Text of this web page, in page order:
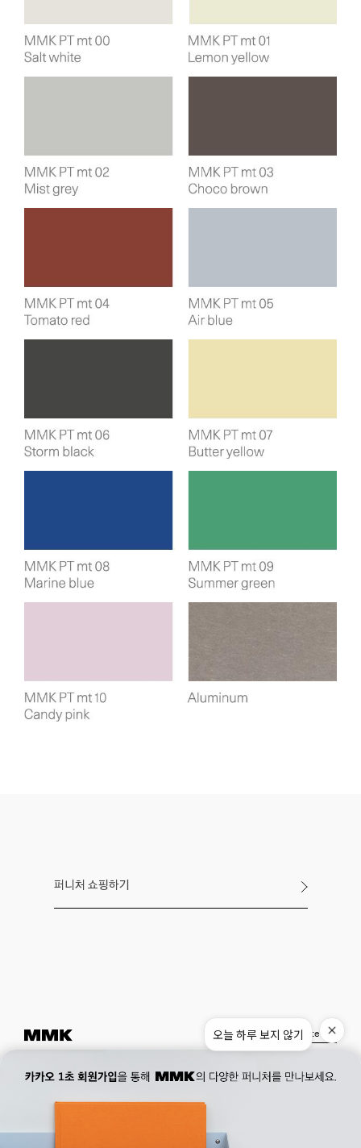
퍼니처 쇼핑하기
Museum. 02. 777. 5887 Office.02. 777. 5778
177, Duteopbawi-ro, Yongsan-gu, Seoul, Korea
Official : hello@mmk-seoul.com
Instagram Pinterest
오늘 하루 보지 않기